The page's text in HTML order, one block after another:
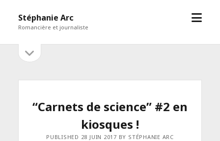
Stéphanie Arc
Romancière et journaliste
open
Sidebar
sidebar
“Carnets de science” #2 en
kiosques !
PUBLISHED 28 JUIN 2017 BY STÉPHANIE ARC